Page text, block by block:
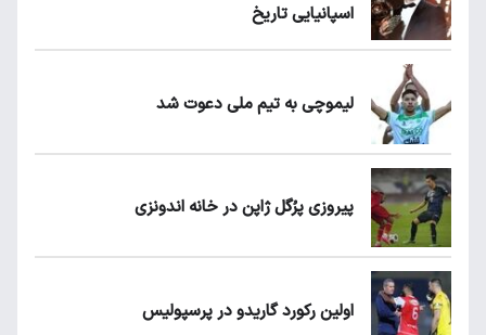
اسپانیایی تاریخ
لیموچی به تیم ملی دعوت شد
پیروزی پرُگل ژاپن در خانه اندونزی
اولین رکورد گاریدو در پرسپولیس